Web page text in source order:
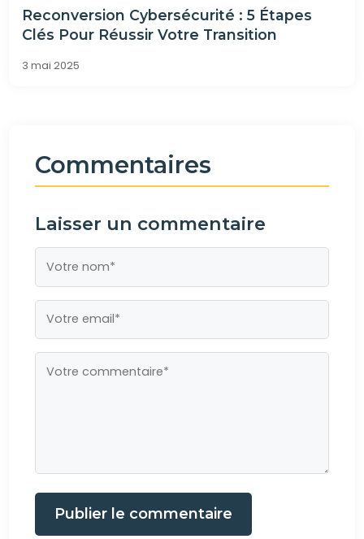
Reconversion Cybersécurité : 5 Étapes
Clés Pour Réussir Votre Transition
3 mai 2025
Commentaires
Laisser un commentaire
Publier le commentaire